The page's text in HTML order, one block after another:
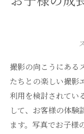
撮影の向こうにある
たちとの楽しい撮影
利用を検討されてい
して、お客様の体験
ます。写真でお子様